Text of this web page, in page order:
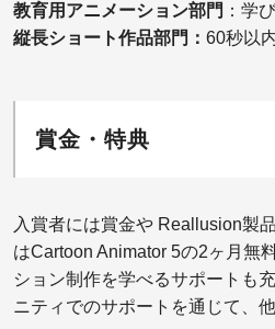
教育用アニメーション部門 ：学
縦長ショート作品部門： 60秒以
賞金・特典
入賞者には賞金や Reallusion製
はCartoon Animator 5の2ヶ月無
ション制作を学べるサポートも
ニティでのサポートを通じて、